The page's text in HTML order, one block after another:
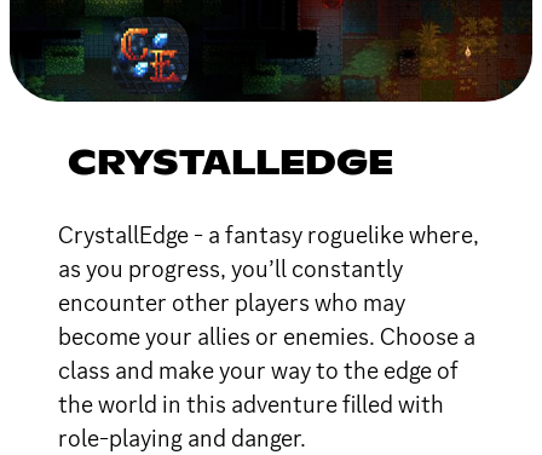
CRYSTALLEDGE
CrystallEdge - a fantasy roguelike where,
as you progress, you’ll constantly
encounter other players who may
become your allies or enemies. Choose a
class and make your way to the edge of
the world in this adventure filled with
role-playing and danger.